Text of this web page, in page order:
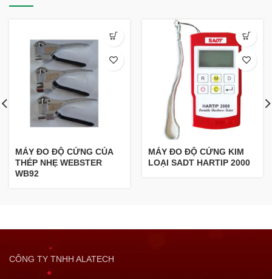
MÁY ĐO ĐỘ CỨNG CỦA
THÉP NHẸ WEBSTER
WB92
MÁY ĐO ĐỘ CỨNG KIM
LOẠI SADT HARTIP 2000
CÔNG TY TNHH ALATECH